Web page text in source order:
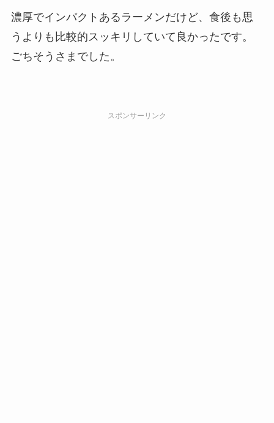
濃厚でインパクトあるラーメンだけど、食後も思
うよりも比較的スッキリしていて良かったです。
ごちそうさまでした。
スポンサーリンク